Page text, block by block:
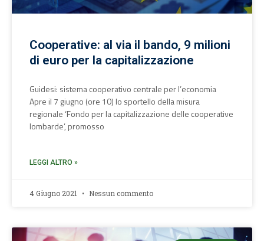
Cooperative: al via il bando, 9 milioni
di euro per la capitalizzazione
Guidesi: sistema cooperativo centrale per l’economia
Apre il 7 giugno (ore 10) lo sportello della misura
regionale ‘Fondo per la capitalizzazione delle cooperative
lombarde’, promosso
LEGGI ALTRO »
4 Giugno 2021 Nessun commento